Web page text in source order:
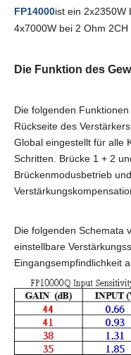
FP14000ist ein 2x2350W
4x7000W bei 2 Ohm 2CH
Die Funktion des
Die folgenden
Rückseite des
Global eingestellt für alle
Schritten. Brücke 1 + 2
Brückenmodusbetrieb
Die folgenden Schemata
einstellbare
Eingangsempfindlichkeit